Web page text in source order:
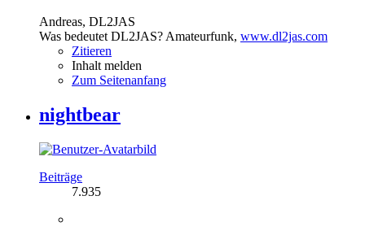
Andreas, DL2JAS
Was bedeutet DL2JAS? Amateurfunk, www.dl2jas.com
Zitieren
Inhalt melden
Zum Seitenanfang
nightbear
Beiträge
7.935